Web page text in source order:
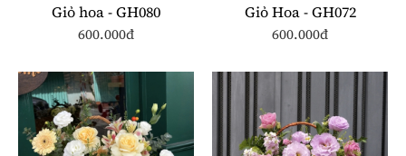
Giỏ hoa - GH080
600.000đ
Giỏ Hoa - GH072
600.000đ